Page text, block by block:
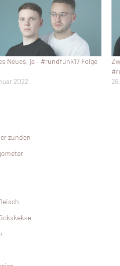
Neues, ja – #rundfunk17 Folge
2022
zünden